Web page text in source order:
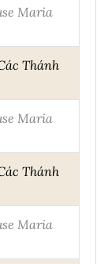
Maria
Thánh
Maria
Thánh
Maria